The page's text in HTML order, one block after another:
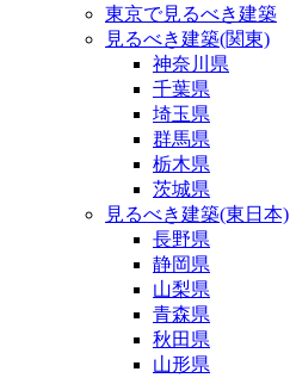
東京で見るべき建築
見るべき建築(関東)
神奈川県
千葉県
埼玉県
群馬県
栃木県
茨城県
見るべき建築(東日本)
長野県
静岡県
山梨県
青森県
秋田県
山形県